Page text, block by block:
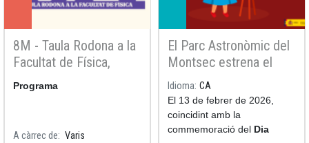
Pasqua amb què es vol
difondre la recerca i
científiques entre els més
joves.
8M - Taula Rodona a la
Facultat de Física,
parlem de la carrera
investigadora
Programa
A càrrec de
Varis
El Parc Astronòmic del
Montsec estrena el
curt per a planetaris
Assumpció Català i la
passió per l’astronomia
Idioma CA
El 13 de febrer de 2026,
coincidint amb la
commemoració del Dia